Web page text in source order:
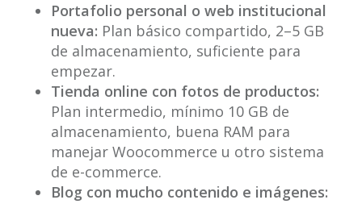
Portafolio personal o web institucional
nueva: Plan básico compartido, 2–5 GB
de almacenamiento, suficiente para
empezar.
Tienda online con fotos de productos:
Plan intermedio, mínimo 10 GB de
almacenamiento, buena RAM para
manejar Woocommerce u otro sistema
de e-commerce.
Blog con mucho contenido e imágenes: